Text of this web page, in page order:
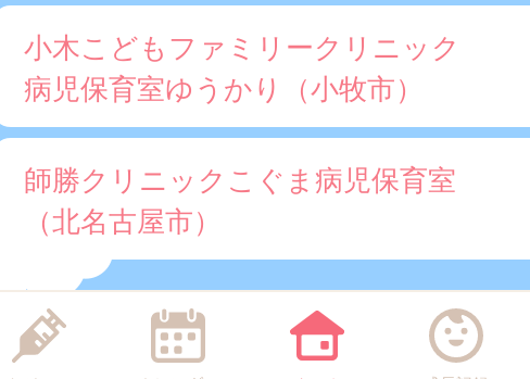
小木こどもファミリークリニック
病児保育室ゆうかり（小牧市）
師勝クリニックこぐま病児保育室
（北名古屋市）